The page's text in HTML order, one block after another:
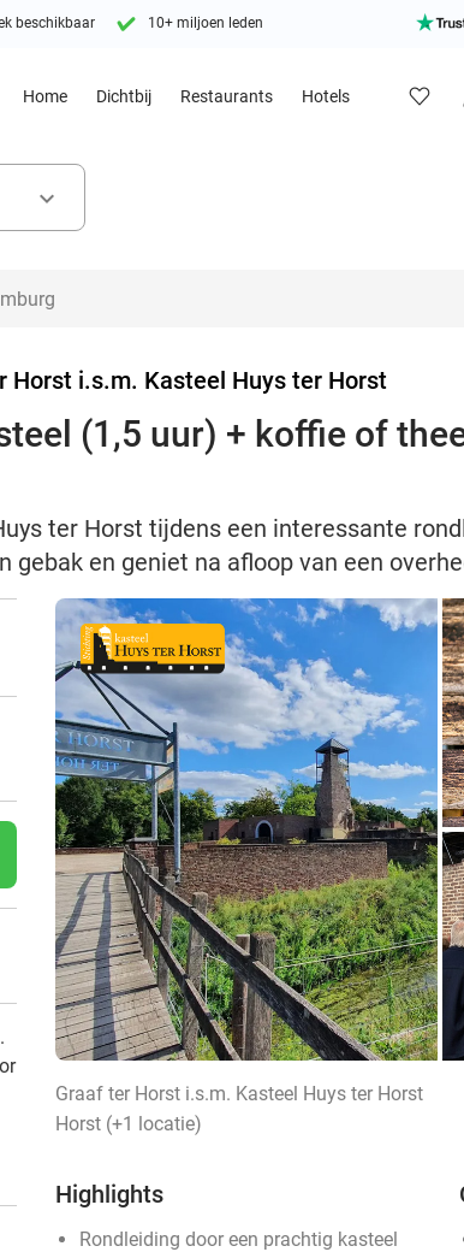
beschikbaar 10+ miljoen leden
Home Dichtbij Restaurants Hotels
keyboard_arrow_down
Horst i.s.m. Kasteel Huys ter Horst
(1,5 uur) + koffie of
ter Horst tijdens een interessante
gebak en geniet na afloop van een
Graaf ter Horst i.s.m. Kasteel Huys ter Horst
Horst (+1 locatie)
Highlights
Rondleiding door een prachtig kasteel